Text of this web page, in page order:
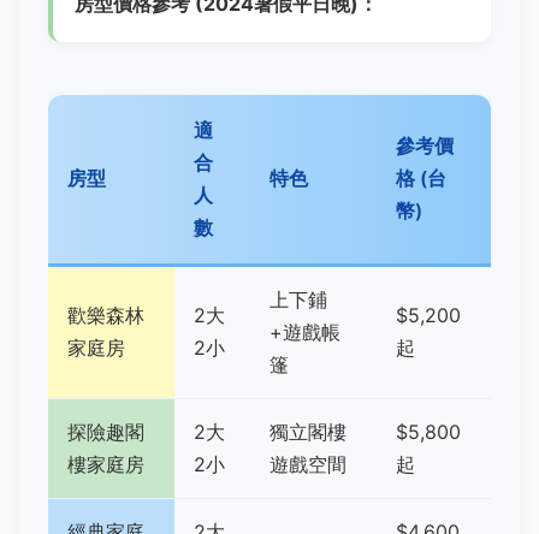
房型
適
合
人
數
特色
參考價
格 (台
幣)
歡樂森林
家庭房
2大
2小
上下鋪
+遊戲帳
篷
$5,200
起
探險趣閣
樓家庭房
2大
2小
獨立閣樓
遊戲空間
$5,800
起